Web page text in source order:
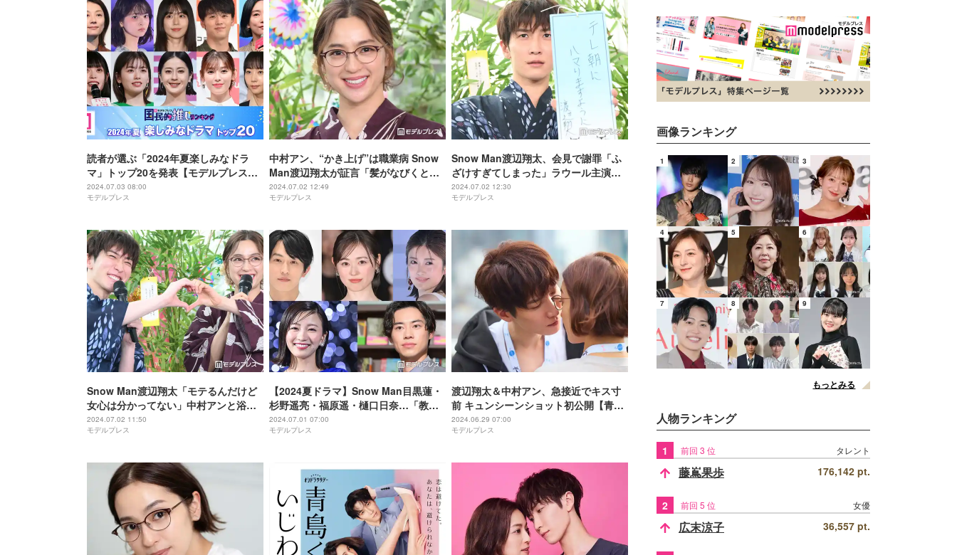
読者が選ぶ「2024年夏楽しみなドラ
マ」トップ20を発表【モデルプレス国
民的推しランキング】
2024.07.03 08:00
モデルプレス
中村アン、“かき上げ”は職業病 Snow
Man渡辺翔太が証言「髪がなびくとア
ンさんに戻る」【青島くんはいじわ
る】
2024.07.02 12:49
モデルプレス
Snow Man渡辺翔太、会見で謝罪「ふ
ざけすぎてしまった」ラウール主演映
画主題歌も抜かりなく宣伝【青島くん
はいじわる】
2024.07.02 12:30
モデルプレス
Snow Man渡辺翔太「モテるんだけど
女心は分かってない」中村アンと浴衣
姿で華やか登場【青島くんはいじわ
る】
2024.07.02 11:50
モデルプレス
【2024夏ドラマ】Snow Man目黒蓮・
杉野遥亮・福原遥・樋口日奈…「教場
II」200期生徒の活躍が凄い
2024.07.01 07:00
モデルプレス
渡辺翔太＆中村アン、急接近でキス寸
前 キュンシーンショット初公開【青島
くんはいじわる】
2024.06.29 07:00
モデルプレス
画像ランキング
1 2 3
4 5 6
7 8 9
もっとみる
人物ランキング
1 前回 3 位 タレント
藤嶌果歩 176,142 pt.
2 前回 5 位 女優
広末涼子 36,557 pt.